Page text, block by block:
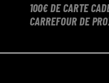
100€ DE CARTE
CARREFOUR DE